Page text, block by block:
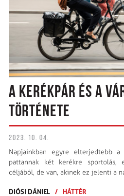
A KERÉKPÁR ÉS A
TÖRTÉNETE
2023. 10. 04.
Napjainkban egyre elterjedtebb a
pattannak két kerékre sportolás,
céljából, de van, akinek ez jelenti a
DIÓSI DÁNIEL / HÁTTÉR